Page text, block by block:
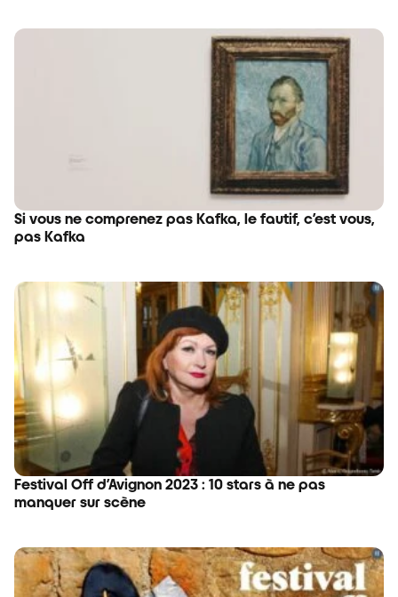
Si vous ne comprenez pas Kafka, le fautif, c’est vous,
pas Kafka
Festival Off d’Avignon 2023 : 10 stars à ne pas
manquer sur scène